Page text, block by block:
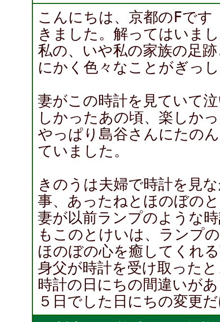
こんにちは、京都のFで
きました。解ってはいま
私の、いや私の家族の足
にかく色々なことがぎっ
妻がこの時計を見ていて
しかったあの頃、楽しか
やっぱり島谷さんにたの
ていました。
きのうは夫婦で時計を見
事、あったねとほのぼの
妻が以前ランプのような
もこのとけいは、ランプ
ほのぼの心を癒してくれ
身父が時計を受け取った
時計の日にちの間違いが
５日でした日にちの変更